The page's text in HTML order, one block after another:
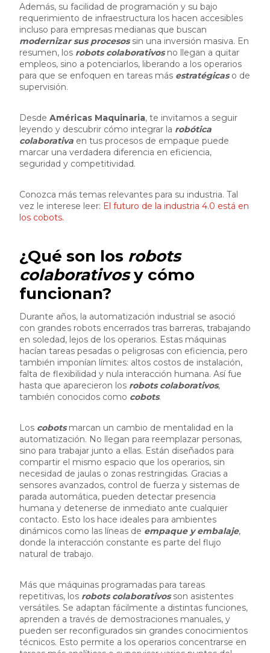
Además, su facilidad de programación y su bajo
requerimiento de infraestructura los hacen accesibles
incluso para empresas medianas que buscan
modernizar sus procesossin una inversión masiva. En
resumen, los robots colaborativosno llegan a quitar
empleos, sino a potenciarlos, liberando a los operarios
para que se enfoquen en tareas más estratégicaso de
supervisión.
Desde Américas Maquinaria, te invitamos a seguir
leyendo y descubrir cómo integrar la robótica
colaborativa en tus procesos de empaque puede
marcar una verdadera diferencia en eficiencia,
seguridad y competitividad.
Conozca más temas relevantes para su industria. Tal
vez le interese leer: El futuro de la industria 4.0 está en
los cobots.
¿Qué son los robots
colaborativosy cómo
funcionan?
Durante años, la automatización industrial se asoció
con grandes robots encerrados tras barreras, trabajando
en soledad, lejos de los operarios. Estas máquinas
hacían tareas pesadas o peligrosas con eficiencia, pero
también imponían límites: altos costos de instalación,
falta de flexibilidad y nula interacción humana. Así fue
hasta que aparecieron los robots colaborativos,
también conocidos como cobots.
Los cobotsmarcan un cambio de mentalidad en la
automatización. No llegan para reemplazar personas,
sino para trabajar junto a ellas. Están diseñados para
compartir el mismo espacio que los operarios, sin
necesidad de jaulas o zonas restringidas. Gracias a
sensores avanzados, control de fuerza y sistemas de
parada automática, pueden detectar presencia
humana y detenerse de inmediato ante cualquier
contacto. Esto los hace ideales para ambientes
dinámicos como las líneas de empaque y embalaje,
donde la interacción constante es parte del flujo
natural de trabajo.
Más que máquinas programadas para tareas
repetitivas, los robots colaborativosson asistentes
versátiles. Se adaptan fácilmente a distintas funciones,
aprenden a través de demostraciones manuales, y
pueden ser reconfigurados sin grandes conocimientos
técnicos. Esto permite a los operarios concentrarse en